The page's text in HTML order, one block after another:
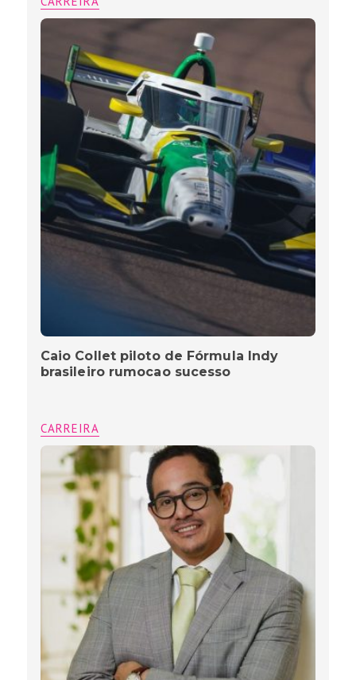
Caio Collet piloto de Fórmula Indy
brasileiro rumocao sucesso
CARREIRA